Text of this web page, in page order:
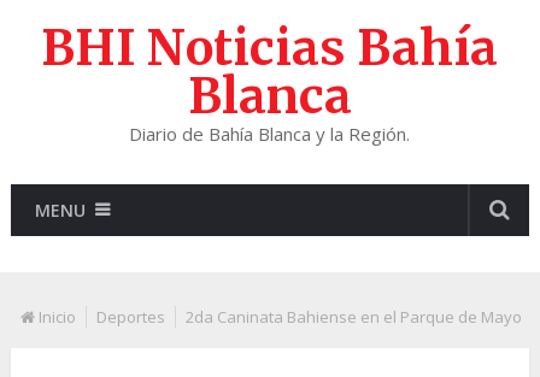
BHI Noticias Bahía
Blanca
Diario de Bahía Blanca y la Región.
MENU
Inicio Deportes 2da Caninata Bahiense en el Parque de Mayo